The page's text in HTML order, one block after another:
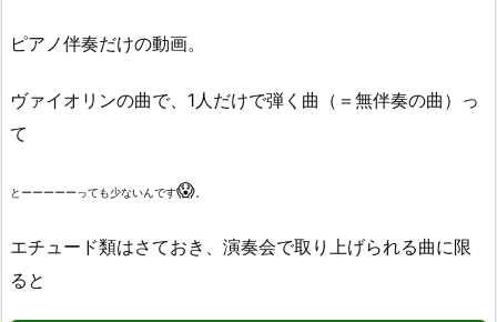
ピアノ伴奏だけの動画。
ヴァイオリンの曲で、1人だけで弾く曲（＝無伴奏の曲）っ
て
とーーーーーっても少ないんです😱
エチュード類はさておき、演奏会で取り上げられる曲に限
ると